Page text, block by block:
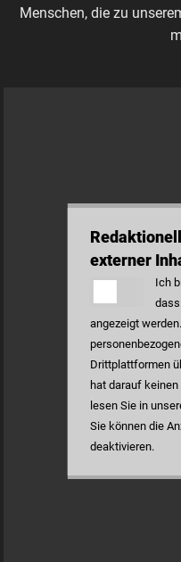
Menschen, die zu
externer
Ich
angezeigt
Drittplattformen
hat darauf
lesen Sie in
Sie können die
deaktivieren.